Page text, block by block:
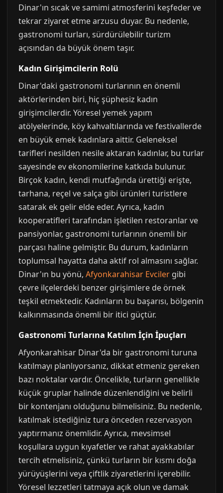
Dinar'ın sıcak ve samimi atmosferini keşfeder ve
tekrar ziyaret etme arzusu duyar. Bu nedenle,
gastronomi turları, sürdürülebilir turizm
açısından da büyük önem taşır.
Kadın Girişimcilerin Rolü
Dinar'daki gastronomi turlarının en önemli
aktörlerinden biri, hiç şüphesiz kadın
girişimcilerdir. Yöresel yemek yapım
atölyelerinde, köy kahvaltılarında ve festivallerde
en büyük emek kadınlara aittir. Geleneksel
tarifleri nesilden nesile aktaran kadınlar, bu turlar
sayesinde ev ekonomilerine katkıda bulunur.
Birçok kadın, kendi mutfağında ürettiği erişte,
tarhana, reçel ve salça gibi ürünleri turistlere
satarak ek gelir elde eder. Ayrıca, kadın
kooperatifleri tarafından işletilen restoranlar ve
pansiyonlar, gastronomi turlarının önemli bir
parçası haline gelmiştir. Bu durum, kadınların
toplumsal hayatta daha aktif rol almasını sağlar.
Dinar'ın bu yönü, Afyonkarahisar Evciler gibi
çevre ilçelerdeki benzer girişimlere de örnek
teşkil etmektedir. Kadınların bu başarısı, bölgenin
kalkınmasında önemli bir itici güçtür.
Gastronomi Turlarına Katılım İçin İpuçları
Afyonkarahisar Dinar'da bir gastronomi turuna
katılmayı planlıyorsanız, dikkat etmeniz gereken
bazı noktalar vardır. Öncelikle, turların genellikle
küçük gruplar halinde düzenlendiğini ve belirli
bir kontenjanı olduğunu bilmelisiniz. Bu nedenle,
katılmak istediğiniz tura önceden rezervasyon
yaptırmanız önemlidir. Ayrıca, mevsimsel
koşullara uygun kıyafetler ve rahat ayakkabılar
tercih etmelisiniz, çünkü turların bir kısmı doğa
yürüyüşlerini veya çiftlik ziyaretlerini içerebilir.
Yöresel lezzetleri tatmaya açık olun ve damak